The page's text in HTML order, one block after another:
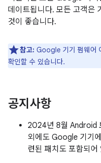
데이트됩니다. 모든 고객은
것이 좋습니다.
참고: Google 기기 펌웨어
확인할 수 있습니다.
공지사항
2024년 8월 Android
외에도 Google 기기
련된 패치도 포함되어